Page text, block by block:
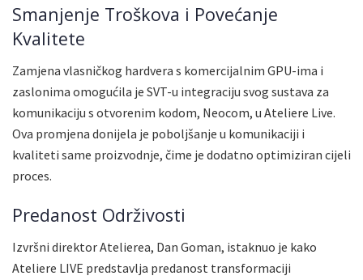
Smanjenje Troškova i Povećanje
Kvalitete
Zamjena vlasničkog hardvera s komercijalnim GPU-ima i
zaslonima omogućila je SVT-u integraciju svog sustava za
komunikaciju s otvorenim kodom, Neocom, u Ateliere Live.
Ova promjena donijela je poboljšanje u komunikaciji i
kvaliteti same proizvodnje, čime je dodatno optimiziran cijeli
proces.
Predanost Održivosti
Izvršni direktor Atelierea, Dan Goman, istaknuo je kako
Ateliere LIVE predstavlja predanost transformaciji